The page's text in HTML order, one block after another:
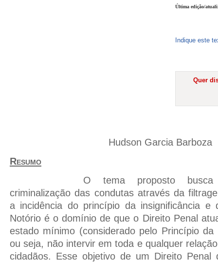
Última edição/
Indique este
Quer
Hudson Garcia Barboza
Resumo
O tema proposto
criminalização das condutas através da
a incidência do princípio da insignificância e
Notório é o domínio de que o Direito Penal
estado mínimo (considerado pelo Princípio
ou seja, não intervir em toda e qualquer
cidadãos. Esse objetivo de um Direito Penal